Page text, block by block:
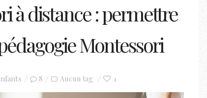
à distance : permettre
Montessori
8 Aucun tag 1